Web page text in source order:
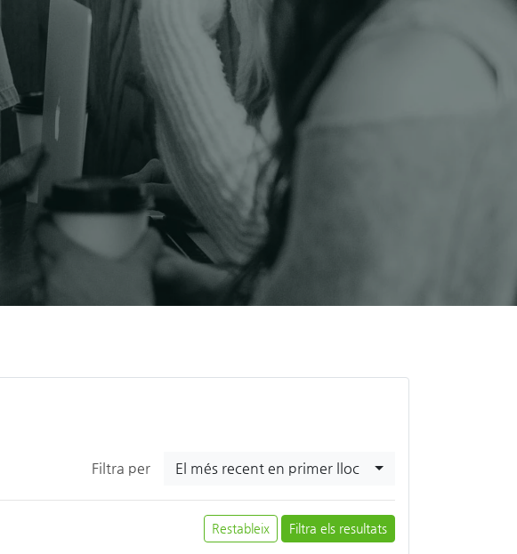
Filtra per El més recent en primer lloc
Restableix Filtra els resultats